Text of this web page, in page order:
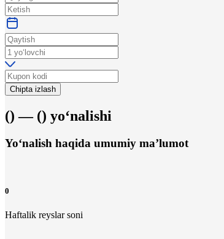
Chipta izlash
() — () yo‘nalishi
Yo‘nalish haqida umumiy ma’lumot
0
Haftalik reyslar soni